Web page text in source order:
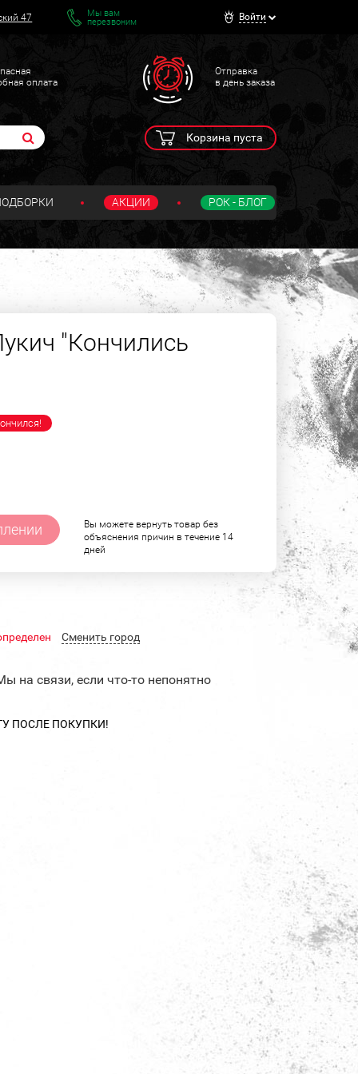
47
Мы вам
перезвоним
Войти
оплата
Отправка
в день заказа
Корзина пуста
АКЦИИ РОК - БЛОГ
"Кончились
Вы можете вернуть товар без
объяснения причин в течение 14
дней
Cменить город
на связи, если что-то непонятно
ПОСЛЕ ПОКУПКИ!